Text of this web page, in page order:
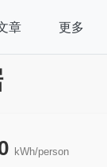
章 更多
kWh/person